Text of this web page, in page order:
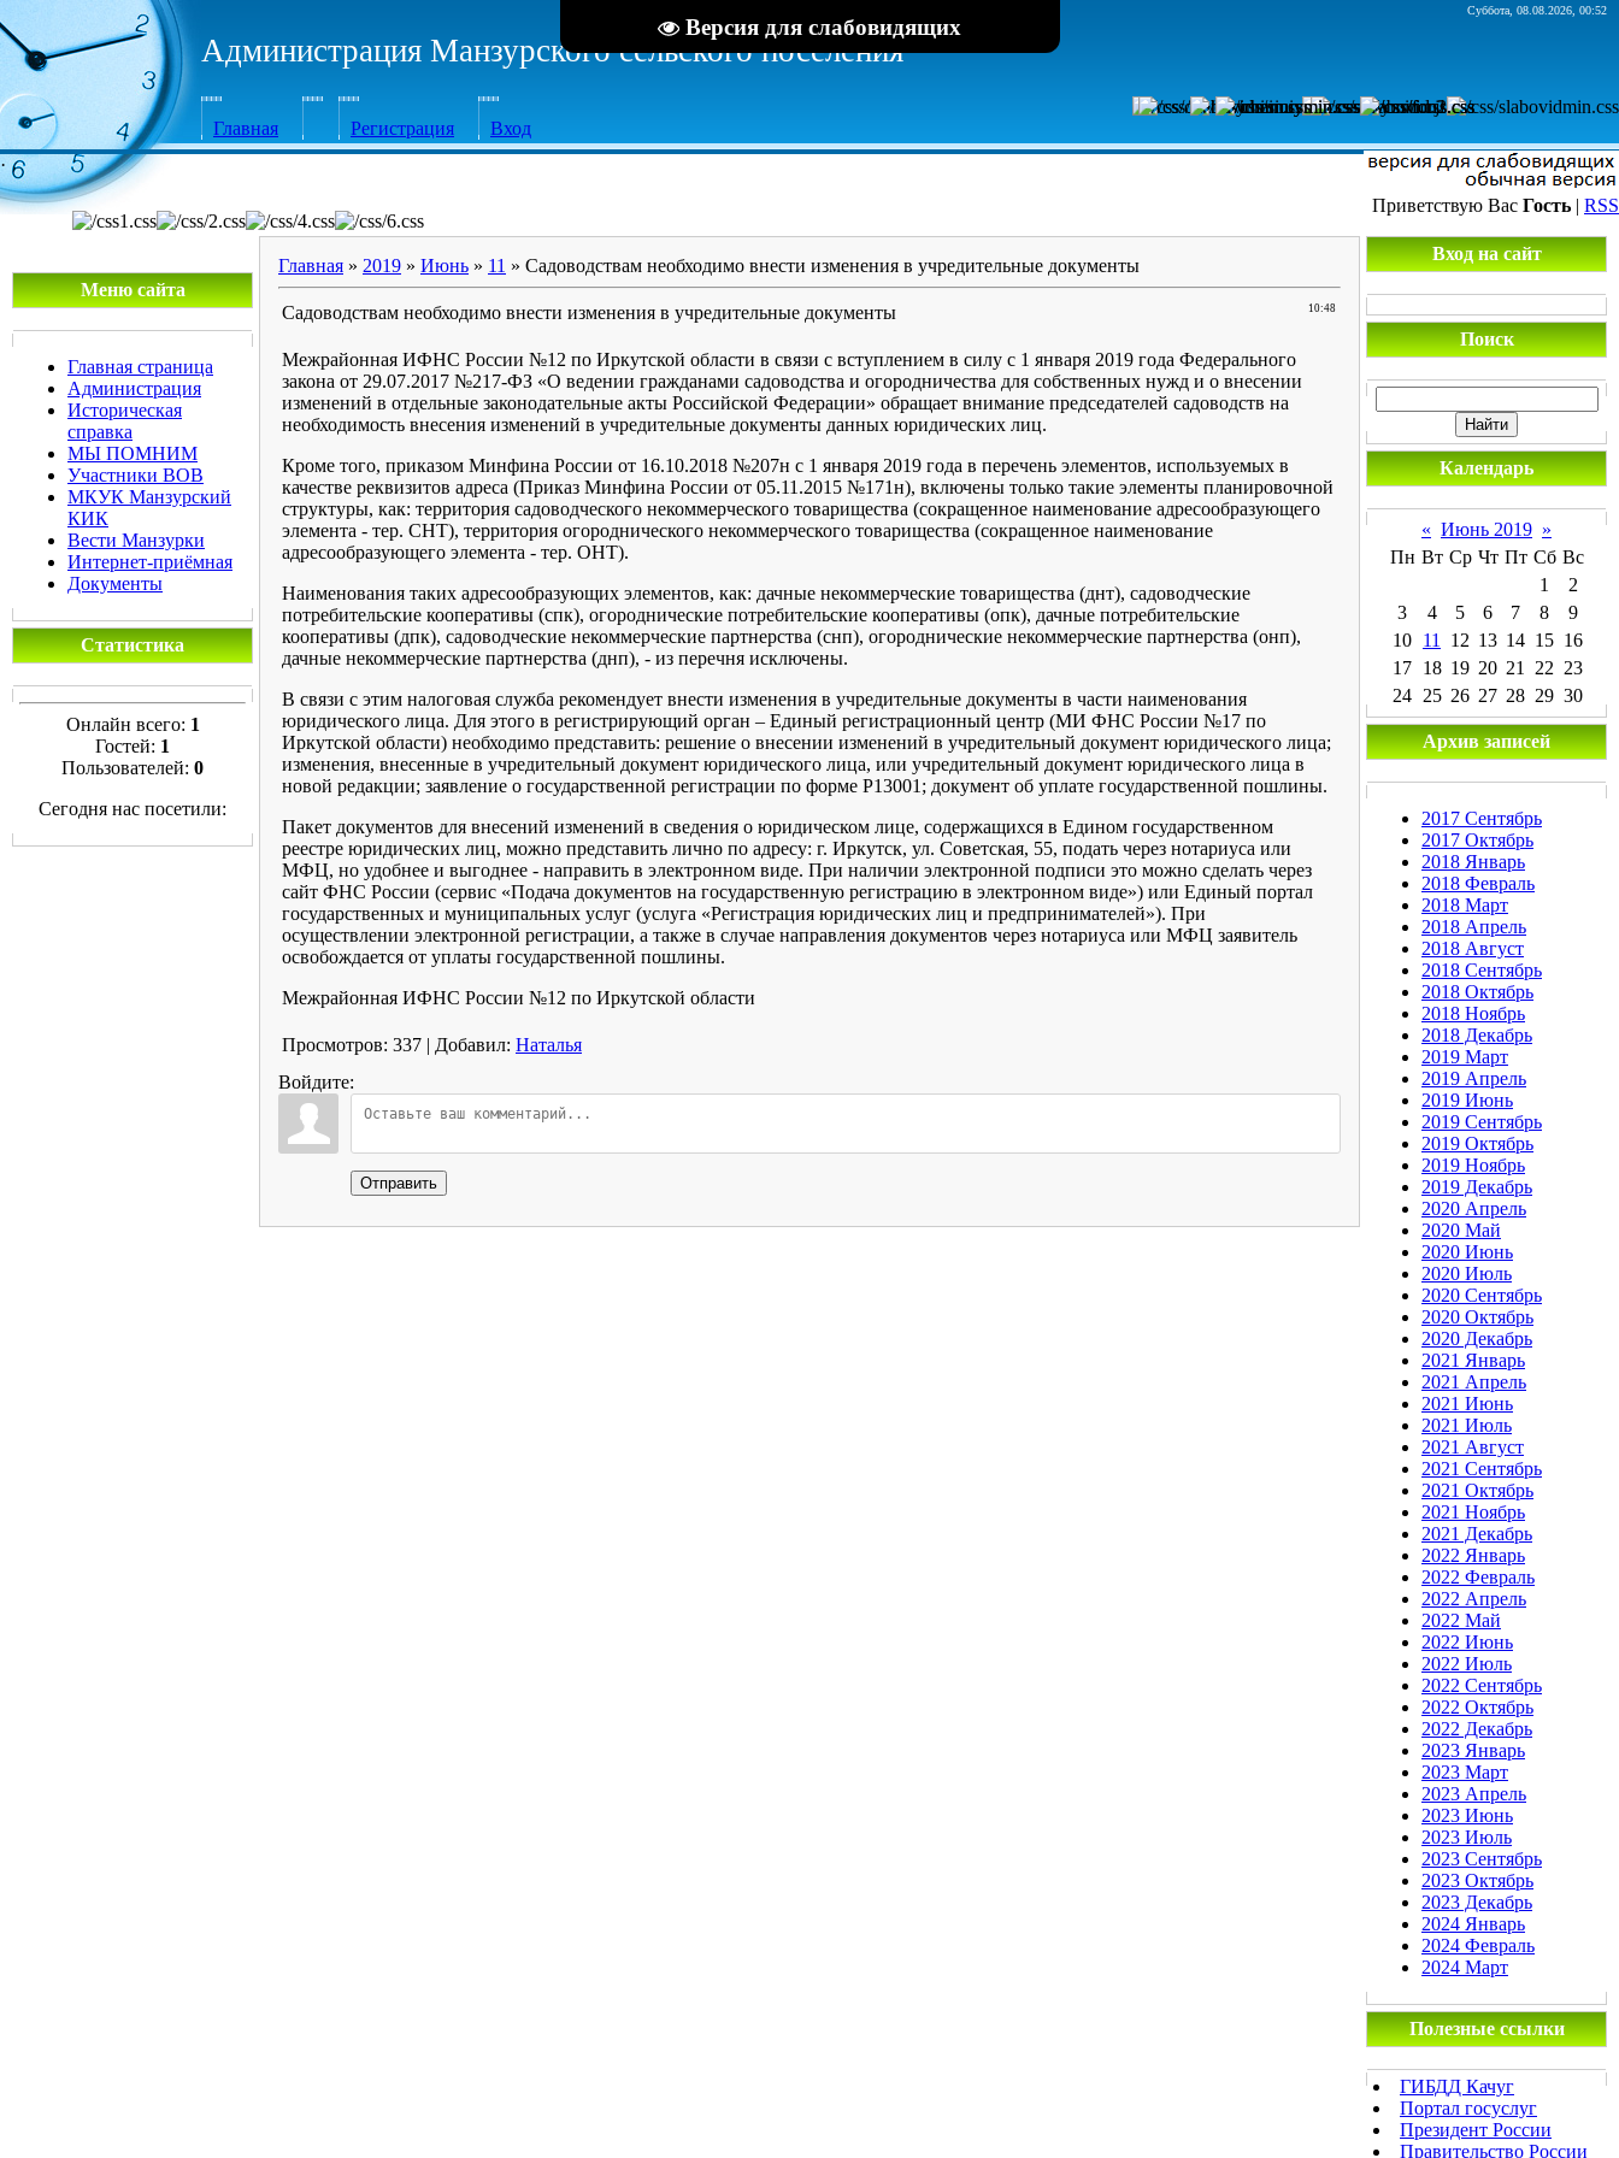
Версия для слабовидящих
Суббота, 08.08.2026, 00:52
Администрация Манзурского сельского поселения
Главная Регистрация
Вход
·
Приветствую Вас Гость | RSS
Меню сайта
Главная страница
Администрация
Историческая
справка
МЫ ПОМНИМ
Участники ВОВ
МКУК Манзурский
КИК
Вести Манзурки
Интернет-приёмная
Документы
Статистика
Онлайн всего: 1
Гостей: 1
Пользователей: 0
Сегодня нас посетили:
Главная » 2019 » Июнь » 11 » Садоводствам необходимо внести изменения в учредительные документы
10:48
Садоводствам необходимо внести изменения в учредительные документы
Межрайонная ИФНС России №12 по Иркутской области в связи с вступлением в силу с 1 января 2019 года Федерального
закона от 29.07.2017 №217-ФЗ «О ведении гражданами садоводства и огородничества для собственных нужд и о внесении
изменений в отдельные законодательные акты Российской Федерации» обращает внимание председателей садоводств на
необходимость внесения изменений в учредительные документы данных юридических лиц.
Кроме того, приказом Минфина России от 16.10.2018 №207н с 1 января 2019 года в перечень элементов, используемых в
качестве реквизитов адреса (Приказ Минфина России от 05.11.2015 №171н), включены только такие элементы планировочной
структуры, как: территория садоводческого некоммерческого товарищества (сокращенное наименование адресообразующего
элемента - тер. СНТ), территория огороднического некоммерческого товарищества (сокращенное наименование
адресообразующего элемента - тер. ОНТ).
Наименования таких адресообразующих элементов, как: дачные некоммерческие товарищества (днт), садоводческие
потребительские кооперативы (спк), огороднические потребительские кооперативы (опк), дачные потребительские
кооперативы (дпк), садоводческие некоммерческие партнерства (снп), огороднические некоммерческие партнерства (онп),
дачные некоммерческие партнерства (днп), - из перечня исключены.
В связи с этим налоговая служба рекомендует внести изменения в учредительные документы в части наименования
юридического лица. Для этого в регистрирующий орган – Единый регистрационный центр (МИ ФНС России №17 по
Иркутской области) необходимо представить: решение о внесении изменений в учредительный документ юридического лица;
изменения, внесенные в учредительный документ юридического лица, или учредительный документ юридического лица в
новой редакции; заявление о государственной регистрации по форме Р13001; документ об уплате государственной пошлины.
Пакет документов для внесений изменений в сведения о юридическом лице, содержащихся в Едином государственном
реестре юридических лиц, можно представить лично по адресу: г. Иркутск, ул. Советская, 55, подать через нотариуса или
МФЦ, но удобнее и выгоднее - направить в электронном виде. При наличии электронной подписи это можно сделать через
сайт ФНС России (сервис «Подача документов на государственную регистрацию в электронном виде») или Единый портал
государственных и муниципальных услуг (услуга «Регистрация юридических лиц и предпринимателей»). При
осуществлении электронной регистрации, а также в случае направления документов через нотариуса или МФЦ заявитель
освобождается от уплаты государственной пошлины.
Межрайонная ИФНС России №12 по Иркутской области
Просмотров: 337 | Добавил: Наталья
Войдите:
Отправить
Вход на сайт
Поиск
Календарь
« Июнь 2019 »
Пн Вт Ср Чт Пт Сб Вс
1
2
3
4 5 6 7 8
9
10 11 12 13 14 15 16
17 18 19 20 21 22 23
24 25 26 27 28 29 30
Архив записей
2017 Сентябрь
2017 Октябрь
2018 Январь
2018 Февраль
2018 Март
2018 Апрель
2018 Август
2018 Сентябрь
2018 Октябрь
2018 Ноябрь
2018 Декабрь
2019 Март
2019 Апрель
2019 Июнь
2019 Сентябрь
2019 Октябрь
2019 Ноябрь
2019 Декабрь
2020 Апрель
2020 Май
2020 Июнь
2020 Июль
2020 Сентябрь
2020 Октябрь
2020 Декабрь
2021 Январь
2021 Апрель
2021 Июнь
2021 Июль
2021 Август
2021 Сентябрь
2021 Октябрь
2021 Ноябрь
2021 Декабрь
2022 Январь
2022 Февраль
2022 Апрель
2022 Май
2022 Июнь
2022 Июль
2022 Сентябрь
2022 Октябрь
2022 Декабрь
2023 Январь
2023 Март
2023 Апрель
2023 Июнь
2023 Июль
2023 Сентябрь
2023 Октябрь
2023 Декабрь
2024 Январь
2024 Февраль
2024 Март
Полезные ссылки
ГИБДД Качуг
Портал госуслуг
Президент России
Правительство России